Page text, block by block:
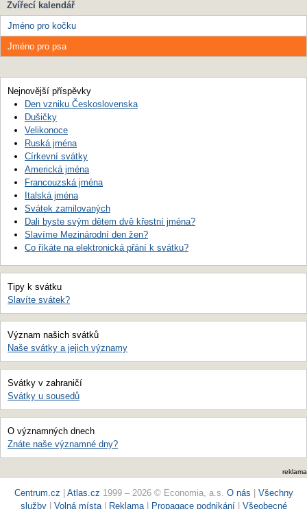
Zvířecí kalendář
Jméno pro kočku
Jméno pro psa
Nejnovější příspěvky
Den vzniku Československa
Dušičky
Velikonoce
Ruská jména
Církevní svátky
Americká jména
Francouzská jména
Italská jména
Svátek zamilovaných
Dali byste svým dětem dvě křestní jména?
Slavíme Mezinárodní den žen?
Co říkáte na elektronická přání k svátku?
Tipy k svátku
Slavíte svátek?
Význam našich svátků
Naše svátky a jejich významy
Svátky v zahraničí
Svátky u sousedů
O významných dnech
Znáte naše významné dny?
reklama
Centrum.cz Atlas.cz 1999 – 2026 © Economia, a.s. O nás
Všechny
služby
Volná místa| Reklama Propagace podnikání| Všeobecné